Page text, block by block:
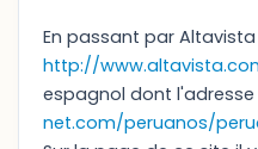
En passant par Altavista
http://
espagnol dont l'adresse
net.com/peruanos/